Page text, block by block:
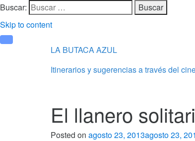
Buscar:
Skip to content
LA BUTACA AZUL
Itinerarios y sugerencias a través del
El llanero
Posted on agosto 23, 2013agosto 23,